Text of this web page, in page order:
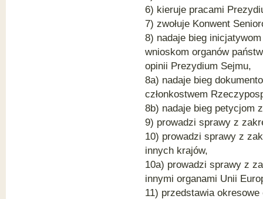
6) kieruje pracami
7) zwołuje Konwent
8) nadaje bieg
wnioskom organów
opinii Prezydium Sejmu,
8a) nadaje bieg
członkostwem
8b) nadaje bieg petycjom
9) prowadzi sprawy z
10) prowadzi sprawy z
innych krajów,
10a) prowadzi sprawy z
innymi organami Unii
11) przedstawia